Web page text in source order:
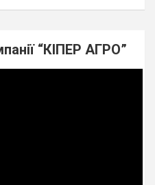
“КІПЕР АГРО”